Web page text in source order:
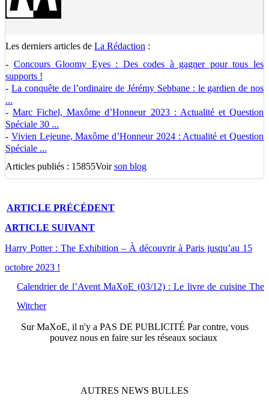
Les derniers articles de La Rédaction :
- Concours Gloomy Eyes : Des codes à gagner pour tous les
supports !
- La conquête de l’ordinaire de Jérémy Sebbane : le gardien de nos
...
-Marc Fichel, Maxôme d’Honneur 2023 : Actualité et Question
Spéciale 30 ...
- Vivien Lejeune, Maxôme d’Honneur 2024 : Actualité et Question
Spéciale ...
Articles publiés : 15855Voirson blog
ARTICLE PRÉCÉDENT
ARTICLE SUIVANT
Harry Potter : The Exhibition – À découvrir à Paris jusqu’au 15
octobre 2023 !
Calendrier de l’Avent MaXoE (03/12) : Le livre de cuisine The
Witcher
SurMaXoE, il n'y a PAS DE PUBLICITÉ Par contre, vous
pouvez nous en faire sur les réseaux sociaux
AUTRES NEWS BULLES